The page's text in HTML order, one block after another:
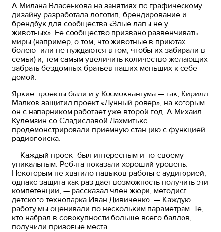
А Милана Власенкова на занятиях по графическому
дизайну разработала логотип, брендирование и
брендбук для сообщества «Злые лапы не у
животных». Ее сообщество призвано развенчивать
миры (например, о том, что животные в приютах
болеют или не нуждаются в том, чтобы их забирали в
семьи) и, тем самым увеличить количество желающих
забрать бездомных братьев наших меньших к себе
домой.
Яркие проекты были и у Космоквантума — так, Кирилл
Малков защитил проект «Лунный ровер», на которым
он с напарником работает уже второй год. А Михаил
Кулемзин со Сладиславой Лахмитько
продемонстрировали приемную станцию с функцией
радиопоиска.
— Каждый проект был интересным и по-своему
уникальным. Ребята показали хороший уровень.
Некоторым не хватило навыков работы с аудиторией,
однако защита как раз дает возможность получить эти
компетенции, — рассказал член жюри, методист
детского технопарка Иван Дивиченко. — Каждую
работу мы оценивали по нескольким параметрам. Те,
кто набрал в совокупности больше всего баллов,
получили призовые места.